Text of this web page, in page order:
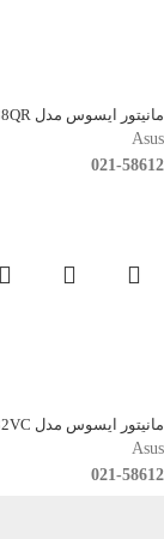
مانیتور ایسوس مدل XG438QR سایز 43 اینچ
Asus
021-58612
مانیتور ایسوس مدل XG32VC سایز 31.5 اینچ
Asus
021-58612